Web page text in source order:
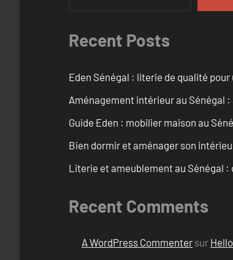
Recent Posts
Eden Sénégal : literie de qualité
Aménagement intérieur au Sénégal
Guide Eden : mobilier maison au
Bien dormir et aménager son
Literie et ameublement au Sénégal
Recent Comments
A WordPress Commenter sur